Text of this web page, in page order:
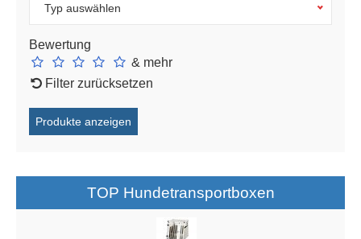
Typ auswählen
Bewertung
& mehr
Filter zurücksetzen
TOP Hundetransportboxen